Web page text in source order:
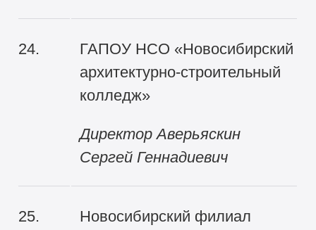
24.
ГАПОУ НСО «Новосибирский
архитектурно-строительный
колледж»
Директор Аверьяскин
Сергей Геннадиевич
25.
Новосибирский филиал